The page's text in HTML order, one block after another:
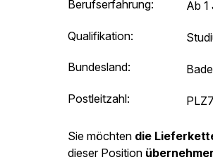
Berufserfahrung: Ab 1
Qualifikation:
Bundesland:
Postleitzahl: PLZ7
Sie möchten die
dieser Position